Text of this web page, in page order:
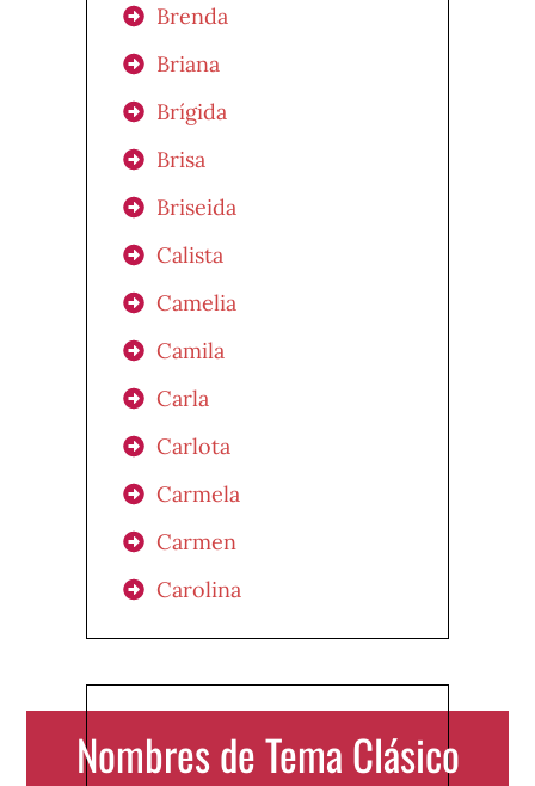
Brenda
Briana
Brígida
Brisa
Briseida
Calista
Camelia
Camila
Carla
Carlota
Carmela
Carmen
Carolina
Nombres de Tema Clásico